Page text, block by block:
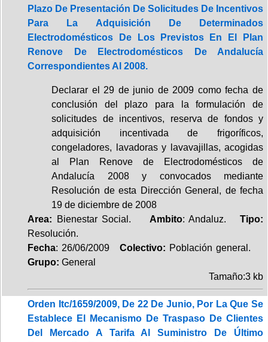
Plazo De Presentación De Solicitudes De Incentivos
Para La Adquisición De Determinados
Electrodomésticos De Los Previstos En El Plan
Renove De Electrodomésticos De Andalucía
Correspondientes Al 2008.
Declarar el 29 de junio de 2009 como fecha de
conclusión del plazo para la formulación de
solicitudes de incentivos, reserva de fondos y
adquisición incentivada de frigoríficos,
congeladores, lavadoras y lavavajillas, acogidas
al Plan Renove de Electrodomésticos de
Andalucía 2008 y convocados mediante
Resolución de esta Dirección General, de fecha
19 de diciembre de 2008
Area: Bienestar Social. Ambito: Andaluz.Tipo:
Resolución.
Fecha: 26/06/2009Colectivo: Población general.
Grupo: General
Tamaño:3 kb
Orden Itc/1659/2009, De 22 De Junio, Por La Que Se
Establece El Mecanismo De Traspaso De Clientes
Del Mercado A Tarifa Al Suministro De Último